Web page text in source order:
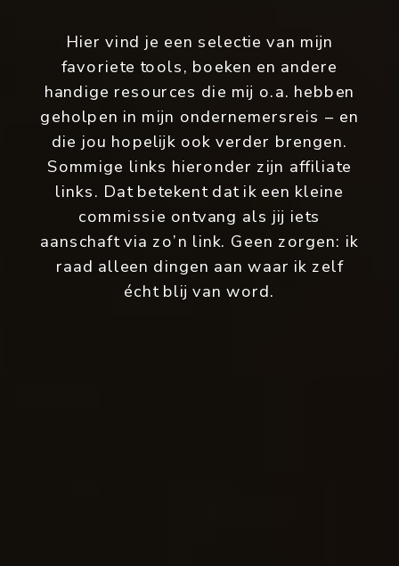
Hier vind je een selectie van mijn
favoriete tools, boeken en andere
handige resources die mij o.a. hebben
geholpen in mijn ondernemersreis – en
die jou hopelijk ook verder brengen.
Sommige links hieronder zijn affiliate
links. Dat betekent dat ik een kleine
commissie ontvang als jij iets
aanschaft via zo’n link. Geen zorgen: ik
raad alleen dingen aan waar ik zelf
écht blij van word.